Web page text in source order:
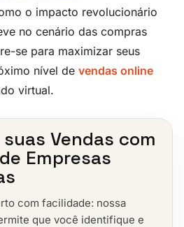
o impacto revolucionário
no cenário das compras
se para maximizar seus
nível de vendas online
virtual.
Vendas com
Empresas
com facilidade: nossa
que você identifique e